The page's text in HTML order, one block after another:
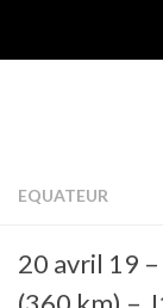
EQUATEUR
20 avril 19